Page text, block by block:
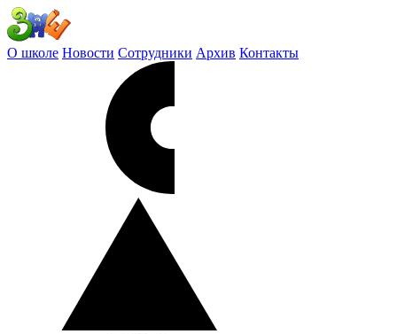
О школе Новости Сотрудники Архив Контакты